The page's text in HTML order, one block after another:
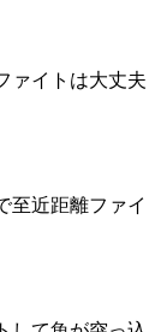
ァイトは大丈夫
至近距離ファイ